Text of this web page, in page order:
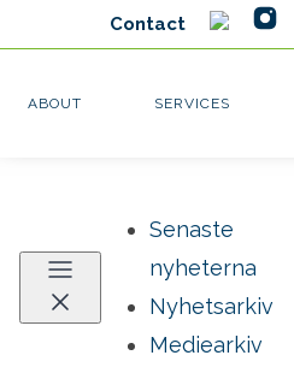
Senaste
nyheterna
Nyhetsarkiv
Mediearkiv